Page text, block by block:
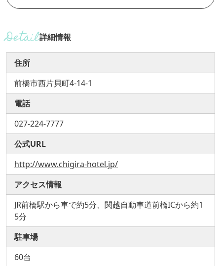
詳細情報
住所
前橋市西片貝町4-14-1
電話
027-224-7777
公式URL
http://www.chigira-hotel.jp/
アクセス情報
JR前橋駅から車で約5分、関越自動車道前橋ICから約1
5分
駐車場
60台